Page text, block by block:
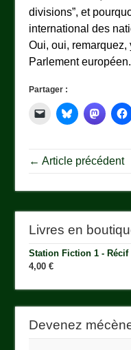
divisions”, et
international des
Oui, oui, remarquez,
Parlement
Partager :
← Article précédent
Livres en
Station Fiction 1 - Récif
4,00€
Devenez